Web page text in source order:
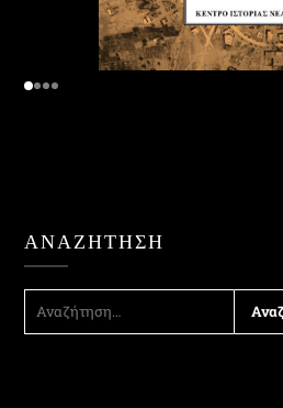
ΑΝΑΖΉΤΗΣΗ
ΑΝΑΖΉΤΗΣΗ
ΓΙΑ: